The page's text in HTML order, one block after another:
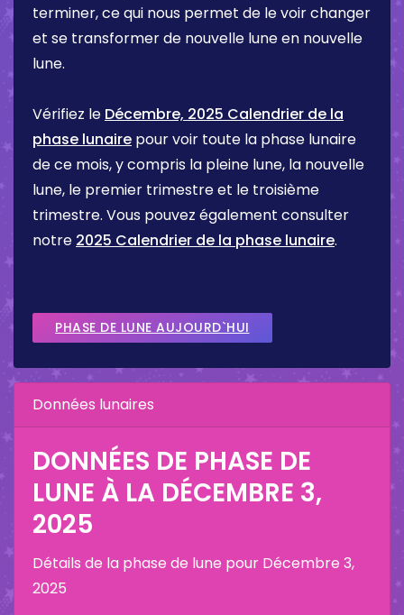
terminer, ce qui nous permet de le voir changer
et se transformer de nouvelle lune en nouvelle
lune.
Vérifiez le Décembre, 2025 Calendrier de la
phase lunaire pour voir toute la phase lunaire
de ce mois, y compris la pleine lune, la nouvelle
lune, le premier trimestre et le troisième
trimestre. Vous pouvez également consulter
notre 2025 Calendrier de la phase lunaire.
PHASE DE LUNE AUJOURD`HUI
Données lunaires
DONNÉES DE PHASE DE
LUNE À LA DÉCEMBRE 3,
2025
Détails de la phase de lune pour Décembre 3,
2025